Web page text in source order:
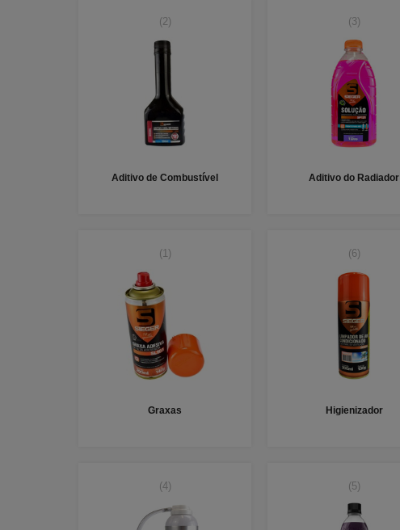
(2)
Aditivo de Combustível
(3)
Aditivo do Radiador
(1)
Graxas
(6)
Higienizador
(4) (5)